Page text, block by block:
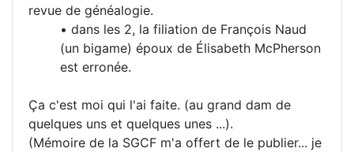
revue de généalogie.
• dans les 2, la filiation de François Naud
(un bigame) époux de Élisabeth McPherson
est erronée.
Ça c'est moi qui l'ai faite. (au grand dam de
quelques uns et quelques unes ...).
(Mémoire de la SGCF m'a offert de le publier... je